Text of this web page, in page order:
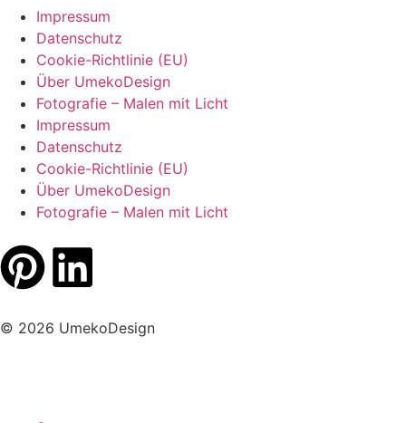
Impressum
Datenschutz
Cookie-Richtlinie (EU)
Über UmekoDesign
Fotografie – Malen mit Licht
Impressum
Datenschutz
Cookie-Richtlinie (EU)
Über UmekoDesign
Fotografie – Malen mit Licht
© 2026 UmekoDesign